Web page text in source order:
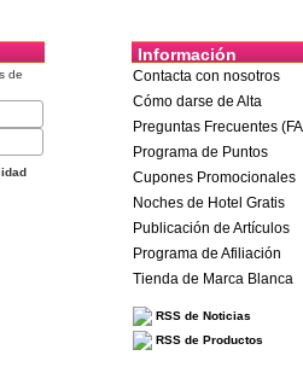
de
Información
Contacta con nosotros
Cómo darse de Alta
Preguntas Frecuentes
Programa de Puntos
Cupones Promocionales
Noches de Hotel Gratis
Publicación de Artículos
Programa de Afiliación
Tienda de Marca Blanca
RSS de Noticias
RSS de Productos